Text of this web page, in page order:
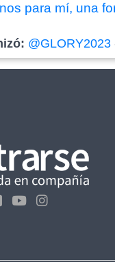
para mí, una
@GLORY2023